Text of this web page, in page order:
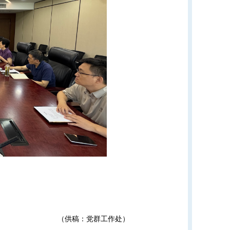
（供稿：党群工作处）